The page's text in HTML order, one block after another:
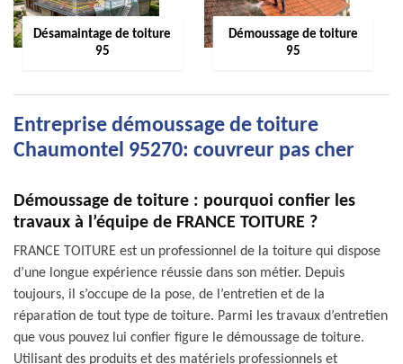
Désamaintage de toiture
95
Démoussage de toiture
95
Entreprise démoussage de toiture
Chaumontel 95270: couvreur pas cher
Démoussage de toiture : pourquoi confier les
travaux à l’équipe de FRANCE TOITURE ?
FRANCE TOITURE est un professionnel de la toiture qui dispose
d’une longue expérience réussie dans son métier. Depuis
toujours, il s’occupe de la pose, de l’entretien et de la
réparation de tout type de toiture. Parmi les travaux d’entretien
que vous pouvez lui confier figure le démoussage de toiture.
Utilisant des produits et des matériels professionnels et